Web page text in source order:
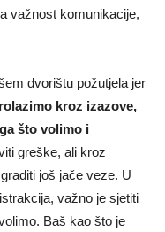
važnost komunikacije,
dvorištu požutjela jer
kroz izazove,
što volimo i
greške, ali kroz
još jače veze. U
važno je sjetiti
Baš kao što je